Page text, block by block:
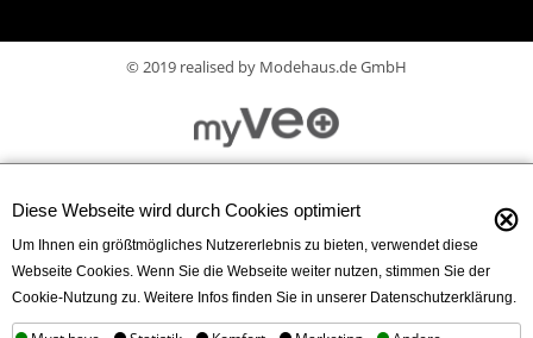
© 2019 realised by Modehaus.de GmbH
Diese Webseite wird durch Cookies optimiert ⊗
Um Ihnen ein größtmögliches Nutzererlebnis zu bieten, verwendet diese
Webseite Cookies. Wenn Sie die Webseite weiter nutzen, stimmen Sie der
Cookie-Nutzung zu. Weitere Infos finden Sie in unserer Datenschutzerklärung.